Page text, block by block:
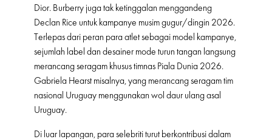
Dior. Burberry juga tak ketinggalan menggandeng
Declan Rice untuk kampanye musim gugur/dingin 2026.
Terlepas dari peran para atlet sebagai model kampanye,
sejumlah label dan desainer mode turun tangan langsung
merancang seragam khusus timnas Piala Dunia 2026.
Gabriela Hearst misalnya, yang merancang seragam tim
nasional Uruguay menggunakan wol daur ulang asal
Uruguay.
Di luar lapangan, para selebriti turut berkontribusi dalam